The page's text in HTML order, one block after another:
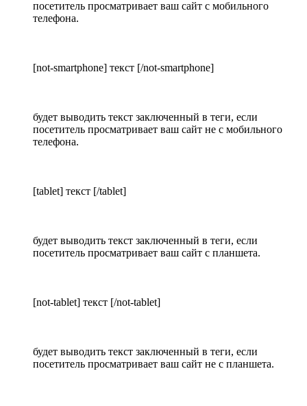
посетитель просматривает ваш сайт с мобильного
телефона.
[not-smartphone] текст [/not-smartphone]
будет выводить текст заключенный в теги, если
посетитель просматривает ваш сайт не с мобильного
телефона.
[tablet] текст [/tablet]
будет выводить текст заключенный в теги, если
посетитель просматривает ваш сайт с планшета.
[not-tablet] текст [/not-tablet]
будет выводить текст заключенный в теги, если
посетитель просматривает ваш сайт не с планшета.